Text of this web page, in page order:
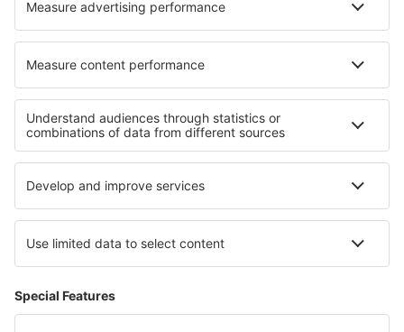
Over eSky
Algemene voorwaarden
Mijn boekingen
Privacykennisgeving
Ondersteuning en contact
Privacy
Landen